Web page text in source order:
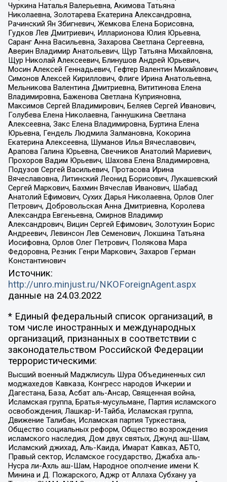
Чуркина Наталья Валерьевна, Акимова Татьяна
Николаевна, Золотарева Екатерина Александровна,
Рачинский Ян Збигневич, Жемкова Елена Борисовна,
Гудков Лев Дмитриевич, Илларионова Юлия Юрьевна,
Саранг Анна Васильевна, Захарова Светлана Сергеевна,
Аверин Владимир Анатольевич, Щур Татьяна Михайловна,
Щур Николай Алексеевич, Блинушов Андрей Юрьевич,
Мосин Алексей Геннадьевич, Гефтер Валентин Михайлович,
Симонов Алексей Кириллович, Флиге Ирина Анатольевна,
Мельникова Валентина Дмитриевна, Вититинова Елена
Владимировна, Баженова Светлана Куприяновна,
Максимов Сергей Владимирович, Беляев Сергей Иванович,
Голубева Елена Николаевна, Ганнушкина Светлана
Алексеевна, Закс Елена Владимировна, Буртина Елена
Юрьевна, Гендель Людмила Залмановна, Кокорина
Екатерина Алексеевна, Шуманов Илья Вячеславович,
Арапова Галина Юрьевна, Свечников Анатолий Мариевич,
Прохоров Вадим Юрьевич, Шахова Елена Владимировна,
Подузов Сергей Васильевич, Протасова Ирина
Вячеславовна, Литинский Леонид Борисович, Лукашевский
Сергей Маркович, Бахмин Вячеслав Иванович, Шабад
Анатолий Ефимович, Сухих Дарья Николаевна, Орлов Олег
Петрович, Добровольская Анна Дмитриевна, Королева
Александра Евгеньевна, Смирнов Владимир
Александрович, Вицин Сергей Ефимович, Золотухин Борис
Андреевич, Левинсон Лев Семенович, Локшина Татьяна
Иосифовна, Орлов Олег Петрович, Полякова Мара
Федоровна, Резник Генри Маркович, Захаров Герман
Константинович
Источник:
http://unro.minjust.ru/NKOForeignAgent.aspx
данные на 24.03.2022
* Единый федеральный список организаций, в
том числе иностранных и международных
организаций, признанных в соответствии с
законодательством Российской Федерации
террористическими:
Высший военный Маджлисуль Шура Объединенных сил
моджахедов Кавказа, Конгресс народов Ичкерии и
Дагестана, База, Асбат аль-Ансар, Священная война,
Исламская группа, Братья-мусульмане, Партия исламского
освобождения, Лашкар-И-Тайба, Исламская группа,
Движение Талибан, Исламская партия Туркестана,
Общество социальных реформ, Общество возрождения
исламского наследия, Дом двух святых, Джунд аш-Шам,
Исламский джихад, Аль-Каида, Имарат Кавказ, АБТО,
Правый сектор, Исламское государство, Джабха аль-
Нусра ли-Ахль аш-Шам, Народное ополчение имени К.
Минина и Д. Пожарского, Аджр от Аллаха Субхану уа